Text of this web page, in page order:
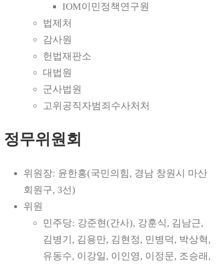
IOM이민정책연구원
법제처
감사원
헌법재판소
대법원
군사법원
고위공직자범죄수사처처
정무위원회
위원장: 윤한홍(국민의힘, 경남 창원시 마산
회원구, 3선)
위원
민주당: 강준현(간사), 강훈식, 김남근,
김병기, 김용만, 김현정, 민병덕, 박상혁,
유동수, 이강일, 이인영, 이정문, 조승래,